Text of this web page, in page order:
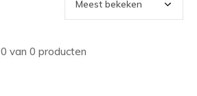
0 van 0 producten